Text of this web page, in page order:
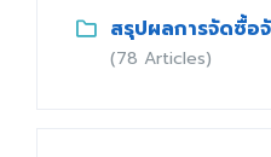
สรุปผลการจัดซื้อ
(78 Articles)